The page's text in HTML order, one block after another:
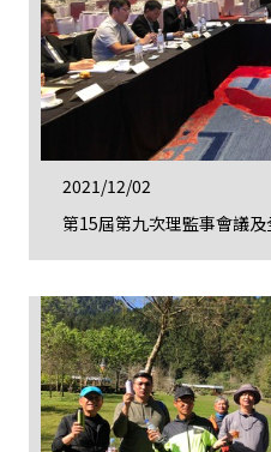
2021/12/02
第15屆第九次理監事會議